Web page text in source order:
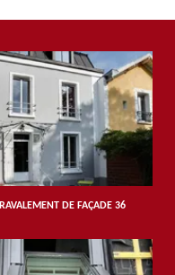
RAVALEMENT DE FAÇADE 36